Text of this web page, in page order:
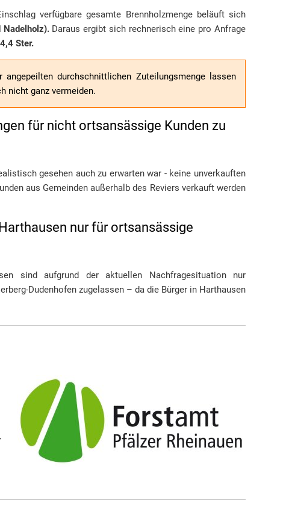
verfügbare gesamte Brennholzmenge beläuft sich
Nadelholz).Daraus ergibt sich rechnerisch eine pro Anfrage
Ster.
angepeilten durchschnittlichen Zuteilungsmenge lassen
nicht ganz vermeiden.
für nicht ortsansässige Kunden zu
gesehen auch zu erwarten war - keine unverkauften
aus Gemeinden außerhalb des Reviers verkauft werden
nur für ortsansässige
sind aufgrund der aktuellen Nachfragesituation nur
Dudenhofen zugelassen – da die Bürger in Harthausen
Revierleiter/ Forstrevier Modenbach Herr Jürgen Render